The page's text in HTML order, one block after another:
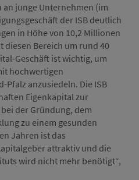
an junge Unternehmen (im
der ISB deutlich
in Höhe von 10,2 Millionen
diesen Bereich um rund 40
Geschäft ist wichtig, um
hochwertigen
Pfalz anzusiedeln. Die ISB
Eigenkapital zur
der Gründung, dem
zu einem gesunden
Jahren ist das
attraktiv und die
wird nicht mehr benötigt“,